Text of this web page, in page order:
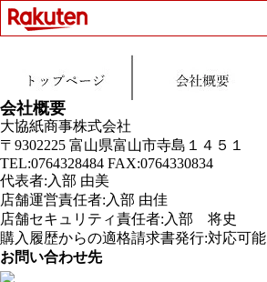
会社概要
大協紙商事株式会社
〒9302225 富山県富山市寺島１４５１
TEL:0764328484 FAX:0764330834
代表者:入部 由美
店舗運営責任者:入部 由佳
店舗セキュリティ責任者:入部 将史
購入履歴からの適格請求書発行:対応可能
お問い合わせ先